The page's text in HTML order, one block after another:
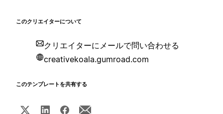
このクリエイターについて
クリエイターにメールで問い合わせる
creativekoala.gumroad.com
このテンプレートを共有する